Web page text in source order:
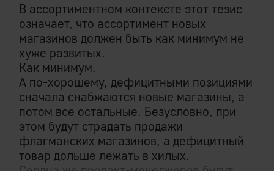
В ассортиментном контексте этот тезис
означает, что ассортимент новых
магазинов должен быть как минимум не
хуже развитых.
Как минимум.
А по-хорошему, дефицитными позициями
сначала снабжаются новые магазины, а
потом все остальные. Безусловно, при
этом будут страдать продажи
флагманских магазинов, а дефицитный
товар дольше лежать в хилых.